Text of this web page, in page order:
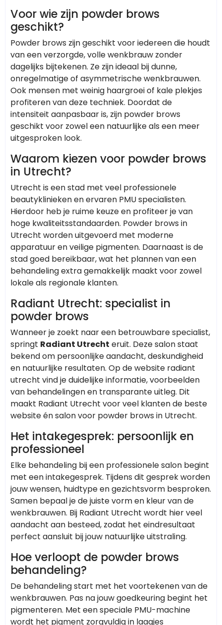
Voor wie zijn powder brows
geschikt?
Powder brows zijn geschikt voor iedereen die houdt
van een verzorgde, volle wenkbrauw zonder
dagelijks bijtekenen. Ze zijn ideaal bij dunne,
onregelmatige of asymmetrische wenkbrauwen.
Ook mensen met weinig haargroei of kale plekjes
profiteren van deze techniek. Doordat de
intensiteit aanpasbaar is, zijn powder brows
geschikt voor zowel een natuurlijke als een meer
uitgesproken look.
Waarom kiezen voor powder brows
in Utrecht?
Utrecht is een stad met veel professionele
beautyklinieken en ervaren PMU specialisten.
Hierdoor heb je ruime keuze en profiteer je van
hoge kwaliteitsstandaarden. Powder brows in
Utrecht worden uitgevoerd met moderne
apparatuur en veilige pigmenten. Daarnaast is de
stad goed bereikbaar, wat het plannen van een
behandeling extra gemakkelijk maakt voor zowel
lokale als regionale klanten.
Radiant Utrecht: specialist in
powder brows
Wanneer je zoekt naar een betrouwbare specialist,
springt Radiant Utrecht eruit. Deze salon staat
bekend om persoonlijke aandacht, deskundigheid
en natuurlijke resultaten. Op de website radiant
utrecht vind je duidelijke informatie, voorbeelden
van behandelingen en transparante uitleg. Dit
maakt Radiant Utrecht voor veel klanten de beste
website én salon voor powder brows in Utrecht.
Het intakegesprek: persoonlijk en
professioneel
Elke behandeling bij een professionele salon begint
met een intakegesprek. Tijdens dit gesprek worden
jouw wensen, huidtype en gezichtsvorm besproken.
Samen bepaal je de juiste vorm en kleur van de
wenkbrauwen. Bij Radiant Utrecht wordt hier veel
aandacht aan besteed, zodat het eindresultaat
perfect aansluit bij jouw natuurlijke uitstraling.
Hoe verloopt de powder brows
behandeling?
De behandeling start met het voortekenen van de
wenkbrauwen. Pas na jouw goedkeuring begint het
pigmenteren. Met een speciale PMU-machine
wordt het pigment zorgvuldig in laagjes